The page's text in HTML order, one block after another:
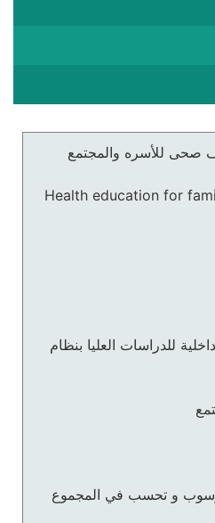
صحى للأسره والمجتمع
Health education for
للدراسات العليا بنظام
و تحسب في المجموع